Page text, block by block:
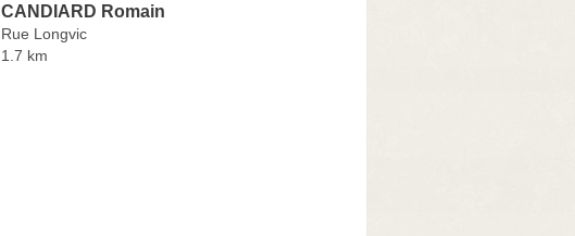
CANDIARD Romain
Rue Longvic
1.7 km